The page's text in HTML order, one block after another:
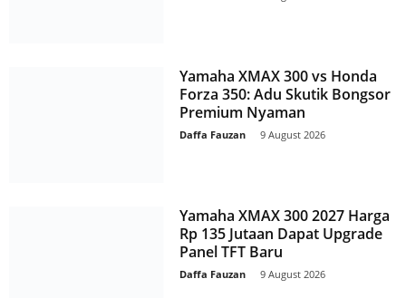
Yamaha XMAX 300 vs Honda
Forza 350: Adu Skutik Bongsor
Premium Nyaman
Daffa Fauzan 9 August 2026
Yamaha XMAX 300 2027 Harga
Rp 135 Jutaan Dapat Upgrade
Panel TFT Baru
Daffa Fauzan 9 August 2026